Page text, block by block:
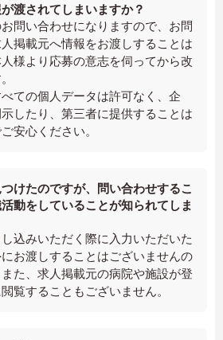
渡されてしまいますか？
問い合わせになりますので、お問
掲載元へ情報をお渡しすることは
様より応募の意志を伺ってから改
ての個人データは許可なく、企
したり、第三者に提供することは
安心ください。
けたのですが、問い合わせするこ
動をしていることが知られてしま
込みいただく際に入力いただいた
お渡しすることはございませんの
た、求人掲載元の病院や施設が登
覧することもございません。